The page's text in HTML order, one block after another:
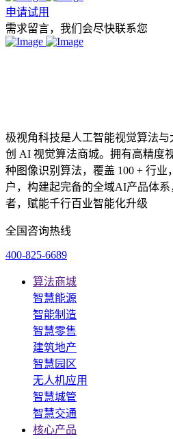
申请试用
需求留言，我们会尽快联系您
极视角科技是人工智能视觉算法
创 AI 视觉算法商城。拥有高精度
种图像识别算法，覆盖 100 + 行业
户，构建起完备的全域AI产品体
者，赋能千行百业智能化升级
全国咨询热线
400-825-6689
算法商城
智慧能源
智能制造
智慧零售
建筑地产
智慧园区
无人机应用
智慧城管
智慧交通
核心产品